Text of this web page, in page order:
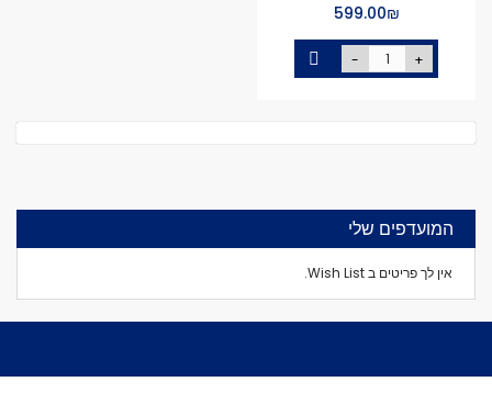
₪‏599.00
- +
המועדפים שלי
אין לך פריטים ב Wish List.